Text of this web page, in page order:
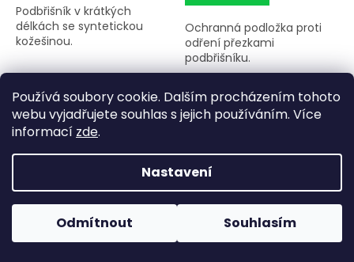
Používá soubory cookie. Dalším procházením tohoto
webu vyjadřujete souhlas s jejich používáním. Více
informací zde.
Nastavení
Odmítnout Souhlasím
Pokud u nás nenajdete konkrétní produkt, neváhejte se
ozvat. Ve většině případů jej můžeme zajistit na
Podbřišník v krátkých
délkách se syntetickou
kožešinou.
Ochranná podložka proti
odření přezkami
podbřišníku.